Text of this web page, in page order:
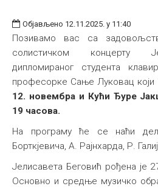
Објављено 12.11.2025. у 11:40
Позивамо вас са
солистичком концерту
дипломираног студента
професорке Сање Луковац који
12. новембра и Кући Ђуре
19 часова.
На програму ће се наћи
Борткјевича, А. Рајнхарда, Р.
Јелисавета Беговић рођена је
Основно и средње музичко